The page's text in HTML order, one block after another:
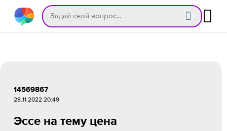
14569867
28.11.2022 20:49
Эссе на тему цена